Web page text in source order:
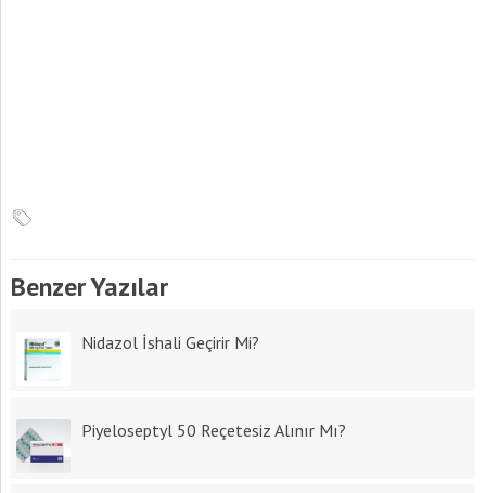
Benzer Yazılar
Nidazol İshali Geçirir Mi?
Piyeloseptyl 50 Reçetesiz Alınır Mı?